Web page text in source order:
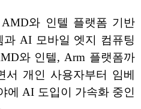
와 인텔 플랫폼 기반
AI 모바일 엣지 컴퓨팅
와 인텔, Arm 플랫폼까
서 개인 사용자부터 임베
에 AI 도입이 가속화 중인